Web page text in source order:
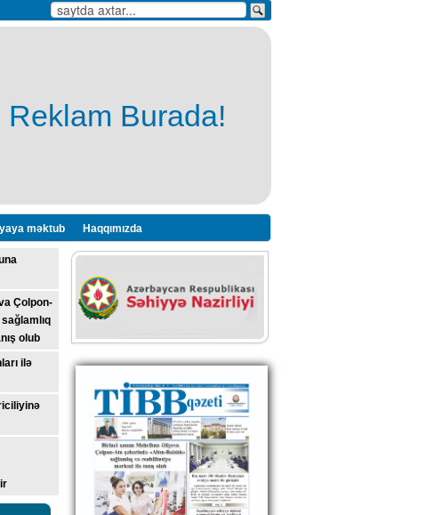
Reklam Burada!
məktub Haqqımızda
Çolpon-
olub
ilə